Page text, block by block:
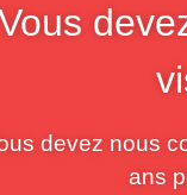
devez nous
ans